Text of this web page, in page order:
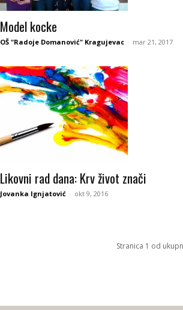
Model kocke
OŠ "Radoje Domanović" Kragujevac - mar 21, 2017
Likovni rad dana: Krv život znači
Jovanka Ignjatović - okt 9, 2016
Stranica 1 od